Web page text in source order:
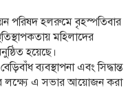
পরিষদ হলরুমে বৃহস্পতিবার
মহিলাদের
হয়েছে।
ব্যবস্থাপনা এবং সিদ্ধান্ত
লক্ষ্যে এ সভার আয়োজন করা